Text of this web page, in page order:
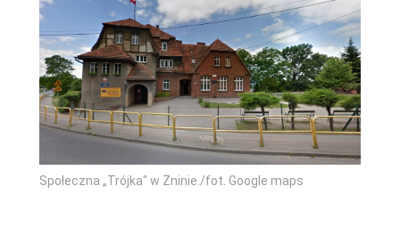
Społeczna „Trójka" w Żninie./fot. Google maps